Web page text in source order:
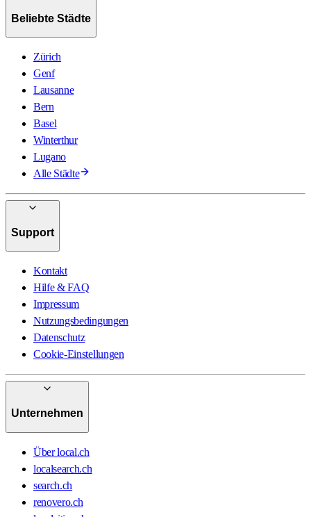
Beliebte Städte
Zürich
Genf
Lausanne
Bern
Basel
Winterthur
Lugano
Alle Städte
Support
Kontakt
Hilfe & FAQ
Impressum
Nutzungsbedingungen
Datenschutz
Cookie-Einstellungen
Unternehmen
Über local.ch
localsearch.ch
search.ch
renovero.ch